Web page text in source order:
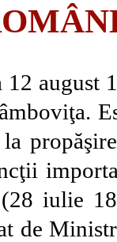
12
iulie
de